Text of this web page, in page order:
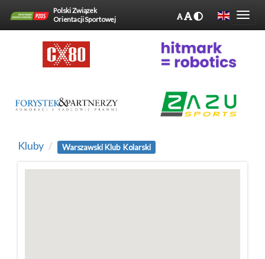
Polski Związek
Orientacji Sportowej
Kluby Warszawski Klub Kolarski